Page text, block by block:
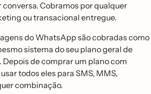
conversa. Cobramos por qualquer
ou transacional entregue.
do WhatsApp são cobradas como
sistema do seu plano geral de
Depois de comprar um plano com
todos eles para SMS, MMS,
combinação.